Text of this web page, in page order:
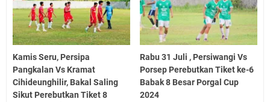
Kamis Seru, Persipa
Pangkalan Vs Kramat
Cihideunghilir, Bakal Saling
Sikut Perebutkan Tiket 8
Rabu 31 Juli , Persiwangi Vs
Porsep Perebutkan Tiket ke-6
Babak 8 Besar Porgal Cup
2024